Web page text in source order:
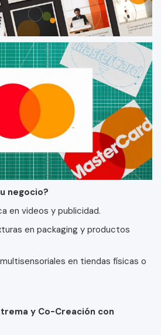
negocio?
en videos y publicidad.
en packaging y productos
en tiendas físicas o
y Co-Creación con